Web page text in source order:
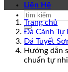
Liên Hệ
Trang chủ
Đá Cảnh Tự
Đá Tuyết
Hướng dẫn
chuẩn tự